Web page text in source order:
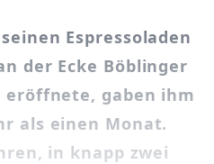
Espressoladen
der Ecke Böblinger
eröffnete, gaben ihm
als einen Monat.
in knapp zwei